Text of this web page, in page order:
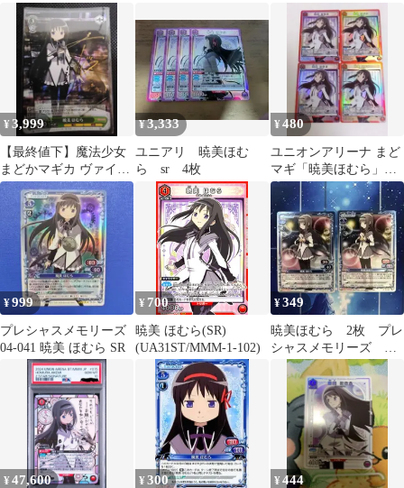
¥3,999
【最終値下】魔法少女
まどかマギカ ヴァイス
シュヴァルツ 暁美ほむ
ら サインカード
¥3,333
ユニアリ 暁美ほむ
ら sr 4枚
¥480
ユニオンアリーナ まど
マギ「暁美ほむら」
SR（スーパーレア）４
枚セット ST
¥999
プレシャスメモリーズ
04-041 暁美 ほむら SR
¥ 700
暁美 ほむら(SR)
(UA31ST/MMM-1-102)
¥349
暁美ほむら 2枚 プレ
シャスメモリーズ ま
どマギ
¥47,600 ¥300 ¥444